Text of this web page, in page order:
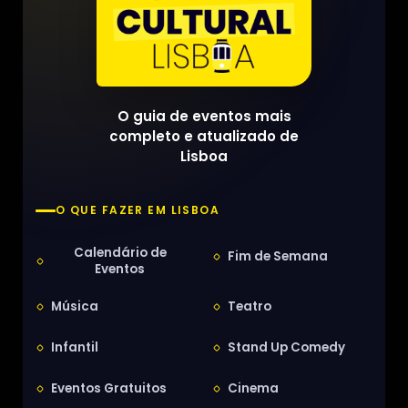
O guia de eventos mais
completo e atualizado de
Lisboa
O QUE FAZER EM LISBOA
Calendário de
Eventos
Fim de Semana
Música Teatro
Infantil Stand Up Comedy
Eventos Gratuitos Cinema